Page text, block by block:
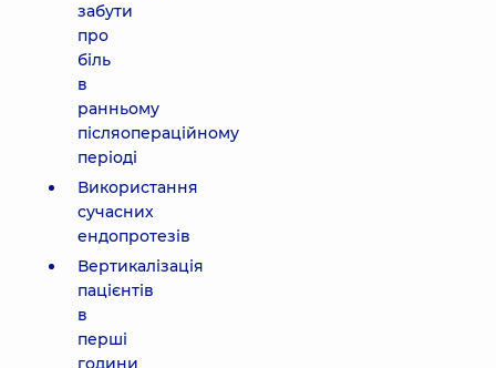
забути
про
біль
в
ранньому
післяопераційному
періоді
Використання
сучасних
ендопротезів
Вертикалізація
пацієнтів
в
перші
години